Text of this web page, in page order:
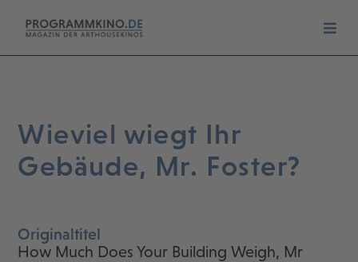
Wieviel wiegt Ihr
Gebäude, Mr. Foster?
Originaltitel
How Much Does Your Building Weigh, Mr